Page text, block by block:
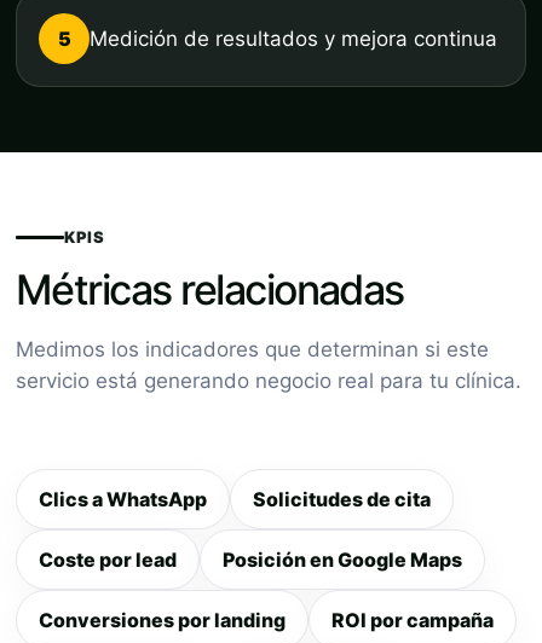
5 Medición de resultados y mejora continua
KPIS
Métricas relacionadas
Medimos los indicadores que determinan si este
servicio está generando negocio real para tu clínica.
Clics a WhatsApp Solicitudes de cita
Coste por lead Posición en Google Maps
Conversiones por landing ROI por campaña